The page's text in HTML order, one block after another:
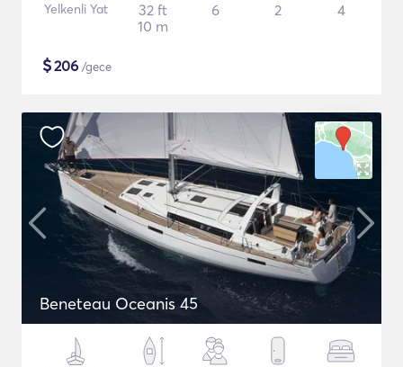
Yelkenli Yat
32 ft
10 m
6 2 4
$206 /gece
Beneteau Oceanis 45